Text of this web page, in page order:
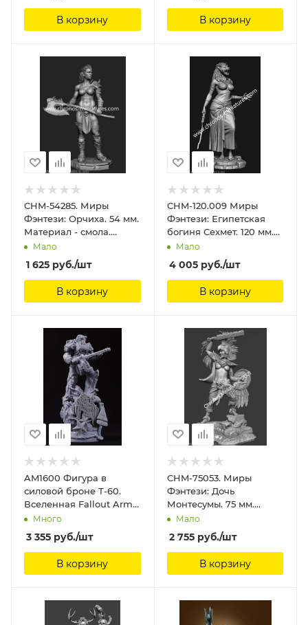
В корзину В корзину
CHM-54285. Миры
Фэнтези: Орчиха. 54 мм.
Материал - смола.
Chronos Miniatures, 54
Мало
1 625 руб./шт
В корзину
CHM-120.009 Миры
Фэнтези: Египетская
богиня Сехмет. 120 мм.
Материал - смола.
Chronos Miniatures, 120
мм
Мало
4 005руб./шт
В корзину
AM1600 Фигура в
силовой броне Т-60.
Вселенная Fallout Arma
Models
Много
3 355 руб./шт
В корзину
CHM-75053. Миры
Фэнтези: Дочь
Монтесумы. 75 мм.
Материал - смола.
Chronos Miniatures, 75
мм
Мало
2 755руб./шт
В корзину